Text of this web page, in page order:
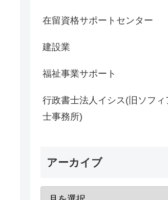
在留資格サポートセンター
建設業
福祉事業サポート
行政書士法人イシス(旧ソフィ
士事務所)
アーカイブ